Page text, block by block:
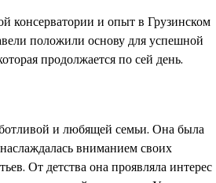
консерватории и опыт в Грузинском
положили основу для успешной
продолжается по сей день.
и любящей семьи. Она была
вниманием своих
От детства она проявляла интерес